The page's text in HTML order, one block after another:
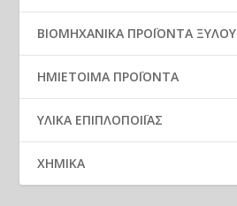
ΒΙΟΜΗΧΑΝΙΚΑ ΠΡΟΪΟΝΤΑ ΞΥΛΟΥ
ΗΜΙΕΤΟΙΜΑ ΠΡΟΪΟΝΤΑ
ΥΛΙΚΑ ΕΠΙΠΛΟΠΟΙΪΑΣ
ΧΗΜΙΚΑ